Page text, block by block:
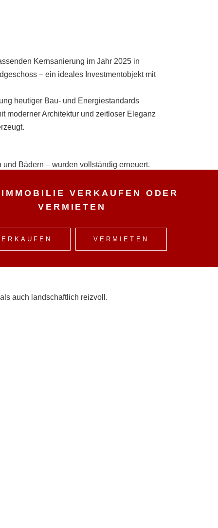
Kernsanierung im Jahr 2025 in
– ein ideales Investmentobjekt mit
heutiger Bau- und Energiestandards
moderner Architektur und zeitloser Eleganz
Bädern – wurden vollständig erneuert.
auch landschaftlich reizvoll.
VERKAUFEN ODER
VERMIETEN
VERMIETEN